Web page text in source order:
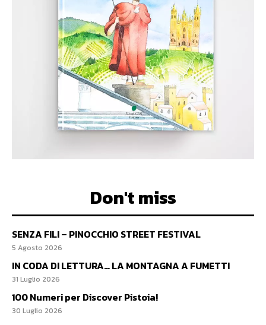
Don't miss
SENZA FILI – PINOCCHIO STREET FESTIVAL
5 Agosto 2026
IN CODA DI LETTURA… LA MONTAGNA A FUMETTI
31 Luglio 2026
100 Numeri per Discover Pistoia!
30 Luglio 2026